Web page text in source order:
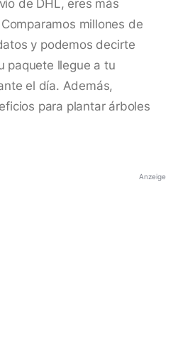
de DHL, eres más
millones de
y podemos decirte
paquete llegue a tu
el día. Además,
para plantar árboles
Anzeige